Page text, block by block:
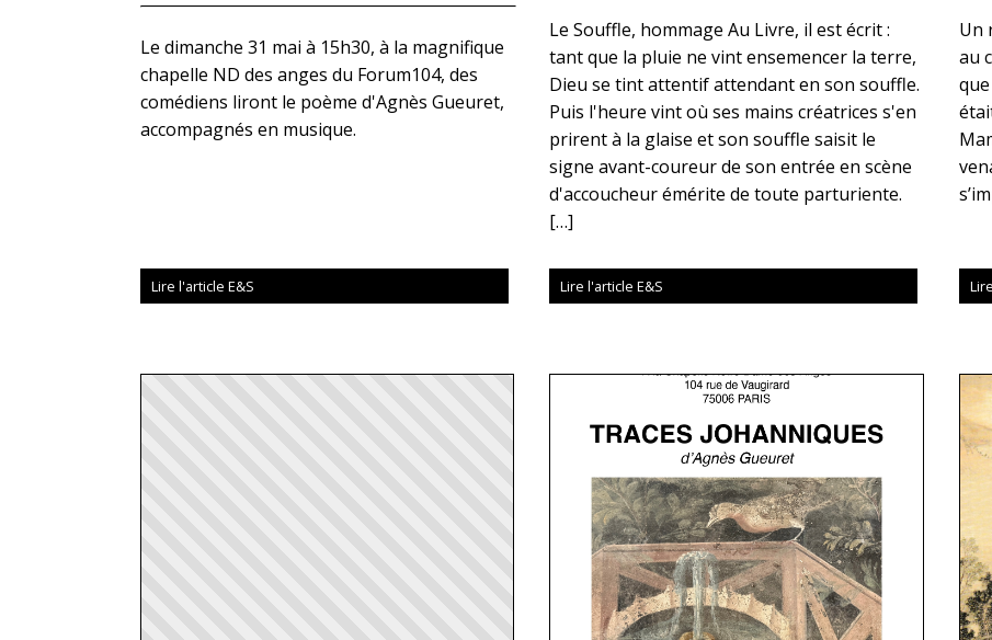
Le dimanche 31 mai à 15h30, à la magnifique
chapelle ND des anges du Forum104, des
comédiens liront le poème d'Agnès Gueuret,
accompagnés en musique.
Lire l'article E&S
Le Souffle, hommage Au Livre, il est écrit :
tant que la pluie ne vint ensemencer la terre,
Dieu se tint attentif attendant en son souffle.
Puis l'heure vint où ses mains créatrices s'en
prirent à la glaise et son souffle saisit le
signe avant-coureur de son entrée en scène
d'accoucheur émérite de toute parturiente.
[…]
Lire l'article E&S
Un
au